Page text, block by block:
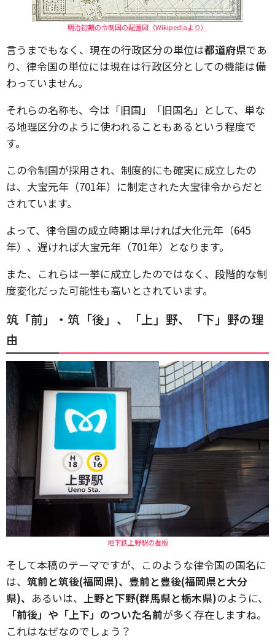
明治初期の令制国の配置図（Wikipediaより）
言うまでもなく、現在の行政区分の単位は都道府県であ
り、律令国の単位には現在は行政区分としての機能は備
わっていません。
それらの名称も、今は「旧国」「旧国名」として、単な
る地理区分のように使われることもあるという程度で
す。
この令制国が採用され、制度的にも確実に成立したの
は、大宝元年（701年）に制定された大宝律令からだと
されています。
よって、律令国の成立時期は早ければ大化元年（645
年）、遅ければ大宝元年（701年）となります。
また、これらは一挙に成立したのではなく、段階的な制
度変化だった可能性も高いとされています。
筑「前」・筑「後」、「上」野、「下」野の理
由
地下鉄上野駅の看板
そして本稿のテーマですが、このような律令国の国名に
は、 筑前と筑後(福岡県)、豊前と豊後(福岡県と大分
県)、 あるいは、 上野と下野(群馬県と栃木県)のように、
「前後」や「上下」のついた名前が多く存在しますね。
これはなぜなのでしょう？